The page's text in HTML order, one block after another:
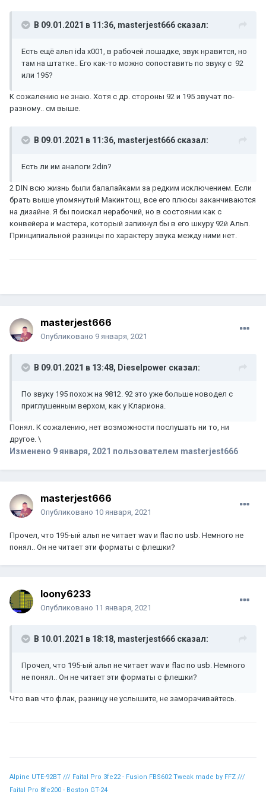
В 09.01.2021 в 11:36, masterjest666 сказал:
Есть ещё альп ida x001, в рабочей лошадке, звук нравится, но
там на штатке.. Его как-то можно сопоставить по звуку с 92
или 195?
К сожалению не знаю. Хотя с др. стороны 92 и 195 звучат по-
разному.. см выше.
В 09.01.2021 в 11:36, masterjest666 сказал:
Есть ли им аналоги 2din?
2 DIN всю жизнь были балалайками за редким исключением. Если
брать выше упомянутый Макинтош, все его плюсы заканчиваются
на дизайне. Я бы поискал нерабочий, но в состоянии как с
конвейера и мастера, который запихнул бы в его шкуру 92й Альп.
Принципиальной разницы по характеру звука между ними нет.
masterjest666
Опубликовано 9 января, 2021
В 09.01.2021 в 13:48, Dieselpower сказал:
По звуку 195 похож на 9812. 92 это уже больше новодел с
приглушенным верхом, как у Клариона.
Понял. К сожалению, нет возможности послушать ни то, ни
другое. \
Изменено 9 января, 2021 пользователем masterjest666
masterjest666
Опубликовано 10 января, 2021
Прочел, что 195-ый альп не читает wav и flac по usb. Немного не
понял.. Он не читает эти форматы с флешки?
loony6233
Опубликовано 11 января, 2021
В 10.01.2021 в 18:18, masterjest666 сказал:
Прочел, что 195-ый альп не читает wav и flac по usb. Немного
не понял.. Он не читает эти форматы с флешки?
Что вав что флак, разницу не услышите, не заморачивайтесь.
Alpine UTE-92BT /// Faital Pro 3fe22 - Fusion FBS602 Tweak made by FFZ ///
Faital Pro 8fe200 - Boston GT-24